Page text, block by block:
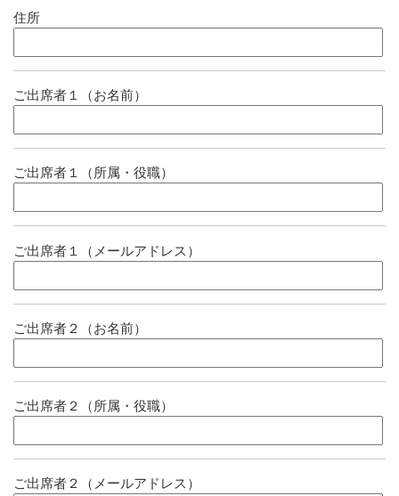
住所
ご出席者１（お名前）
ご出席者１（所属・役職）
ご出席者１（メールアドレス）
ご出席者２（お名前）
ご出席者２（所属・役職）
ご出席者２（メールアドレス）